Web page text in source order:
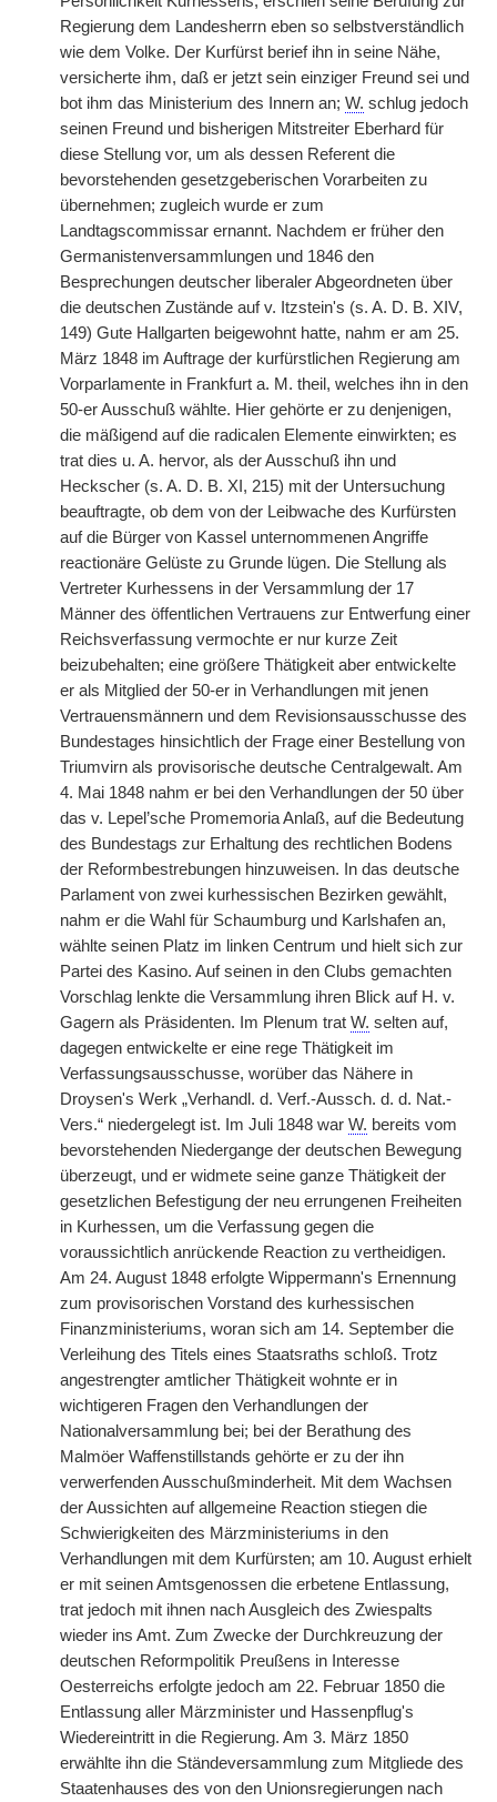
Regierung dem Landesherrn eben so selbstverständlich
wie dem Volke. Der Kurfürst berief ihn in seine Nähe,
versicherte ihm, daß er jetzt sein einziger Freund sei und
bot ihm das Ministerium des Innern an; W. schlug jedoch
seinen Freund und bisherigen Mitstreiter Eberhard für
diese Stellung vor, um als dessen Referent die
bevorstehenden gesetzgeberischen Vorarbeiten zu
übernehmen; zugleich wurde er zum
Landtagscommissar ernannt. Nachdem er früher den
Germanistenversammlungen und 1846 den
Besprechungen deutscher liberaler Abgeordneten über
die deutschen Zustände auf v. Itzstein's (s. A. D. B. XIV,
149) Gute Hallgarten beigewohnt hatte, nahm er am 25.
März 1848 im Auftrage der kurfürstlichen Regierung am
Vorparlamente in Frankfurt a. M. theil, welches ihn in den
50-er Ausschuß wählte. Hier gehörte er zu denjenigen,
die mäßigend auf die radicalen Elemente einwirkten; es
trat dies u. A. hervor, als der Ausschuß ihn und
Heckscher (s. A. D. B. XI, 215) mit der Untersuchung
beauftragte, ob dem von der Leibwache des Kurfürsten
auf die Bürger von Kassel unternommenen Angriffe
reactionäre Gelüste zu Grunde lügen. Die Stellung als
Vertreter Kurhessens in der Versammlung der 17
Männer des öffentlichen Vertrauens zur Entwerfung einer
Reichsverfassung vermochte er nur kurze Zeit
beizubehalten; eine größere Thätigkeit aber entwickelte
er als Mitglied der 50-er in Verhandlungen mit jenen
Vertrauensmännern und dem Revisionsausschusse des
Bundestages hinsichtlich der Frage einer Bestellung von
Triumvirn als provisorische deutsche Centralgewalt. Am
4. Mai 1848 nahm er bei den Verhandlungen der 50 über
das v. Lepel’sche Promemoria Anlaß, auf die Bedeutung
des Bundestags zur Erhaltung des rechtlichen Bodens
der Reformbestrebungen hinzuweisen. In das deutsche
Parlament von zwei kurhessischen Bezirken gewählt,
nahm er die Wahl für Schaumburg und Karlshafen an,
wählte seinen Platz im linken Centrum und hielt sich zur
Partei des Kasino. Auf seinen in den Clubs gemachten
Vorschlag lenkte die Versammlung ihren Blick auf H. v.
Gagern als Präsidenten. Im Plenum trat W. selten auf,
dagegen entwickelte er eine rege Thätigkeit im
Verfassungsausschusse, worüber das Nähere in
Droysen's Werk „Verhandl. d. Verf.-Aussch. d. d. Nat.-
Vers.“ niedergelegt ist. Im Juli 1848 war W. bereits vom
bevorstehenden Niedergange der deutschen Bewegung
überzeugt, und er widmete seine ganze Thätigkeit der
gesetzlichen Befestigung der neu errungenen Freiheiten
in Kurhessen, um die Verfassung gegen die
voraussichtlich anrückende Reaction zu vertheidigen.
Am 24. August 1848 erfolgte Wippermann's Ernennung
zum provisorischen Vorstand des kurhessischen
Finanzministeriums, woran sich am 14. September die
Verleihung des Titels eines Staatsraths schloß. Trotz
angestrengter amtlicher Thätigkeit wohnte er in
wichtigeren Fragen den Verhandlungen der
Nationalversammlung bei; bei der Berathung des
Malmöer Waffenstillstands gehörte er zu der ihn
verwerfenden Ausschußminderheit. Mit dem Wachsen
der Aussichten auf allgemeine Reaction stiegen die
Schwierigkeiten des Märzministeriums in den
Verhandlungen mit dem Kurfürsten; am 10. August erhielt
er mit seinen Amtsgenossen die erbetene Entlassung,
trat jedoch mit ihnen nach Ausgleich des Zwiespalts
wieder ins Amt. Zum Zwecke der Durchkreuzung der
deutschen Reformpolitik Preußens in Interesse
Oesterreichs erfolgte jedoch am 22. Februar 1850 die
Entlassung aller Märzminister und Hassenpflug's
Wiedereintritt in die Regierung. Am 3. März 1850
erwählte ihn die Ständeversammlung zum Mitgliede des
Staatenhauses des von den Unionsregierungen nach